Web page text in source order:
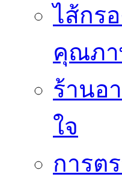
ไส้กร
คุณภา
ร้านอ
ใจ
การต